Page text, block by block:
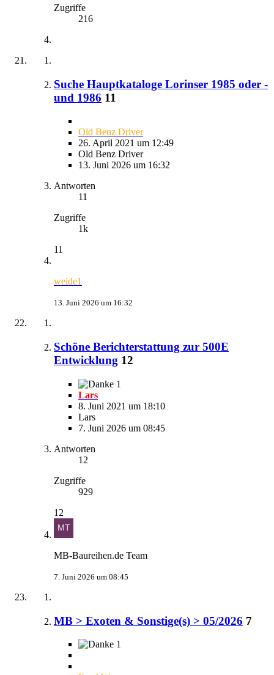
Zugriffe
216
Suche Hauptkataloge Lorinser 1985 oder -
und 1986 11
Old Benz Driver
26. April 2021 um 12:49
Old Benz Driver
13. Juni 2026 um 16:32
Antworten
11
Zugriffe
1k
11
weide1
13. Juni 2026 um 16:32
Schöne Berichterstattung zur 500E
Entwicklung 12
1
Lars
8. Juni 2021 um 18:10
Lars
7. Juni 2026 um 08:45
Antworten
12
Zugriffe
929
12
MB-Baureihen.de Team
7. Juni 2026 um 08:45
MB > Exoten & Sonstige(s) > 05/2026 7
1